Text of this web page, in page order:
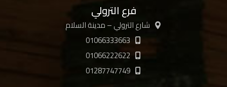
فرع الترولي
شارع الترولي – مدينة السلام
01066333663
01066222622
01287747749